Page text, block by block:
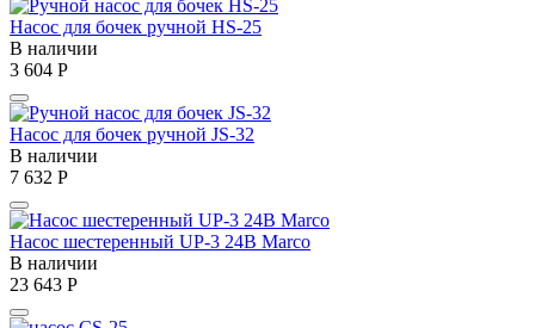
Насос для бочек ручной HS-25
В наличии
3 604 Р
Насос для бочек ручной JS-32
В наличии
7 632 Р
Насос шестеренный UP-3 24В Marco
В наличии
23 643 Р